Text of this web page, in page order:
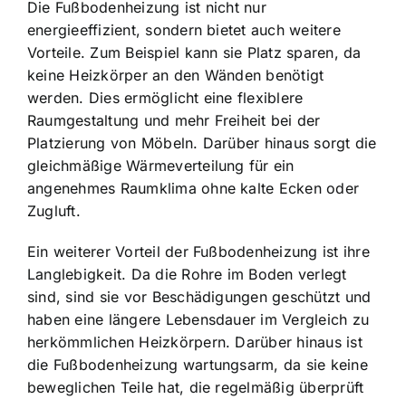
Die Fußbodenheizung ist nicht nur
energieeffizient, sondern bietet auch weitere
Vorteile. Zum Beispiel kann sie Platz sparen, da
keine Heizkörper an den Wänden benötigt
werden. Dies ermöglicht eine flexiblere
Raumgestaltung und mehr Freiheit bei der
Platzierung von Möbeln. Darüber hinaus sorgt die
gleichmäßige Wärmeverteilung für ein
angenehmes Raumklima ohne kalte Ecken oder
Zugluft.
Ein weiterer Vorteil der Fußbodenheizung ist ihre
Langlebigkeit. Da die Rohre im Boden verlegt
sind, sind sie vor Beschädigungen geschützt und
haben eine längere Lebensdauer im Vergleich zu
herkömmlichen Heizkörpern. Darüber hinaus ist
die Fußbodenheizung wartungsarm, da sie keine
beweglichen Teile hat, die regelmäßig überprüft